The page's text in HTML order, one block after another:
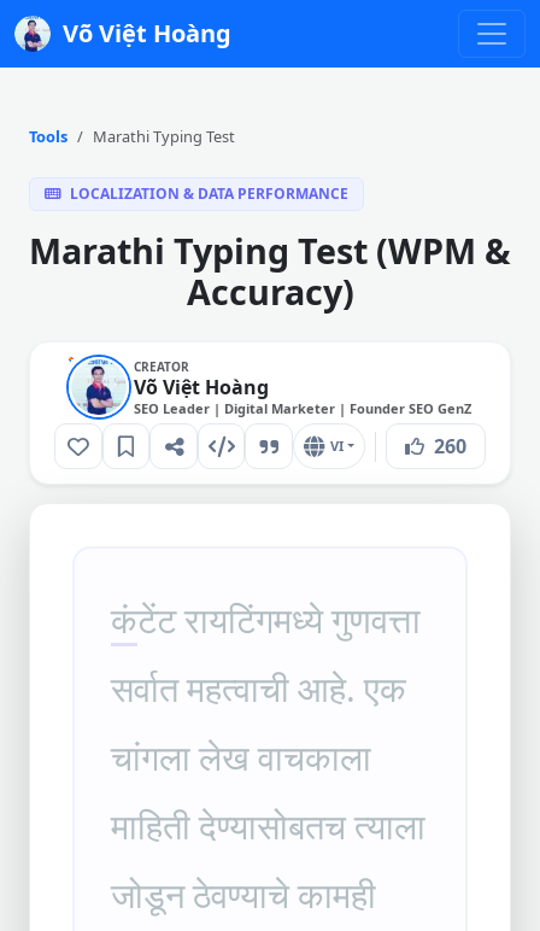
Võ Việt Hoàng
Tools Marathi Typing Test
LOCALIZATION & DATA PERFORMANCE
Marathi Typing Test (WPM &
Accuracy)
CREATOR
Võ Việt Hoàng
SEO Leader | Digital Marketer | Founder SEO GenZ
VI 260
कटटरयटगमधयगणवत
सरतमहतवचआह. एक
चगललखवचकल
महतदणयसबतचतयल
जडनठवणयचकमह